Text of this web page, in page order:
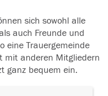
sich sowohl alle
auch Freunde und
eine Trauergemeinde
mit anderen Mitgliedern
ganz bequem ein.